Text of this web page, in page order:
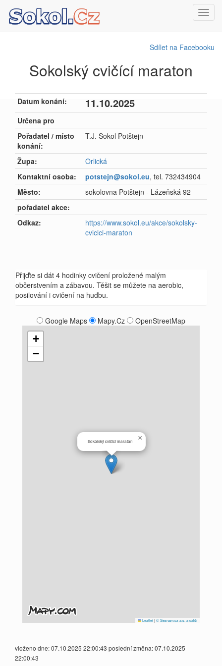
Sdílet na Facebooku
Sokolský cvičící maraton
Datum konání: 11.10.2025
Určena pro
Pořadatel / místo
konání:
T.J. Sokol Potštejn
Župa:
Orlická
Kontaktní osoba:
potstejn@sokol.eu, tel. 732434904
Město:
sokolovna Potštejn - Lázeňská 92
pořadatel akce:
Odkaz:
https://www.sokol.eu/akce/sokolsky-
cvicici-maraton
Přijďte si dát 4 hodinky cvičení proložené malým
občerstvením a zábavou. Těšit se můžete na aerobic,
posilování i cvičení na hudbu.
Google Maps Mapy.Cz OpenStreetMap
Sokolský cvičící maraton ×
+
−
Leaflet|© Seznam.cz a.s. a další
vloženo dne: 07.10.2025 22:00:43 poslední změna: 07.10.2025
22:00:43